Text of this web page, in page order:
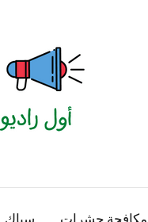
مكافحة حشرات سباك